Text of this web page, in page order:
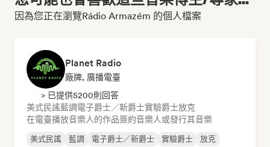
因為您正在瀏覽Rádio Armazém 的個人檔案
Planet Radio
廠牌, 廣播電臺
> 已提供5200則回答
美式民謠藍調電子爵士／新爵士實驗爵士放克
在電臺播放音樂人的作品簽約音樂人或發行其音樂
美式民謠 藍調 電子爵士／新爵士 實驗爵士
放克